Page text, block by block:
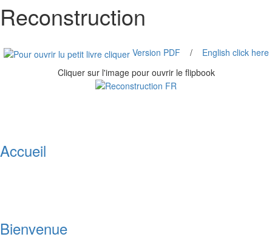
Reconstruction
Version PDF /
English click here
Cliquer sur l'image pour ouvrir le flipbook
Accueil
Bienvenue